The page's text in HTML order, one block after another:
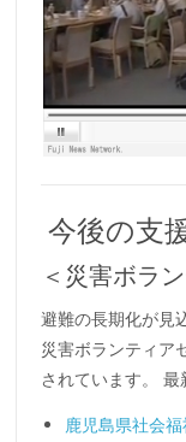
今後の支
＜災害ボラ
避難の長期化が見
災害ボランティア
されています。 最
鹿児島県社会